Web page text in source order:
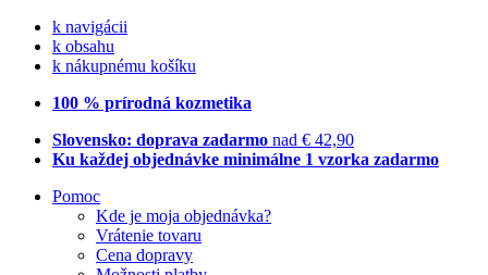
k navigácii
k obsahu
k nákupnému košíku
100 % prírodná kozmetika
Slovensko: doprava zadarmo nad € 42,90
Ku každej objednávke minimálne 1 vzorka zadarmo
Pomoc
Kde je moja objednávka?
Vrátenie tovaru
Cena dopravy